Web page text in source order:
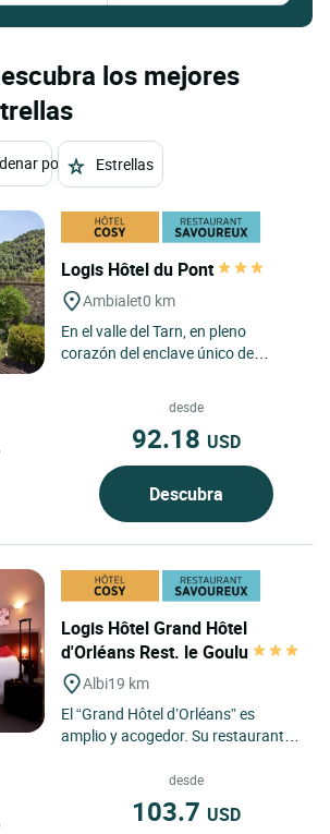
los mejores
por Estrellas
Logis Hôtel du Pont
Ambialet0 km
En el valle del Tarn, en pleno
corazón del enclave único de
desde
92.18 USD
Descubra
Logis Hôtel Grand Hôtel
d'Orléans Rest. le Goulu
Albi19 km
El “Grand Hôtel d’Orléans” es
amplio y acogedor. Su restaurante
desde
103.7 USD